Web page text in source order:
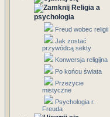
Religia a
psychologia
Freud wobec religii
Jak zostać
przywódcą sekty
Konwersja religijna
Po końcu świata
Przeżycie
mistyczne
Psychologia r.
Freuda